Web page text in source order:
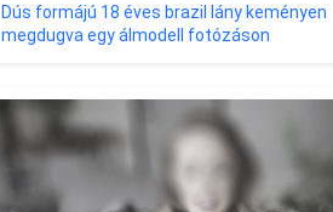
Dús formájú 18 éves brazil lány keményen
megdugva egy álmodell fotózáson